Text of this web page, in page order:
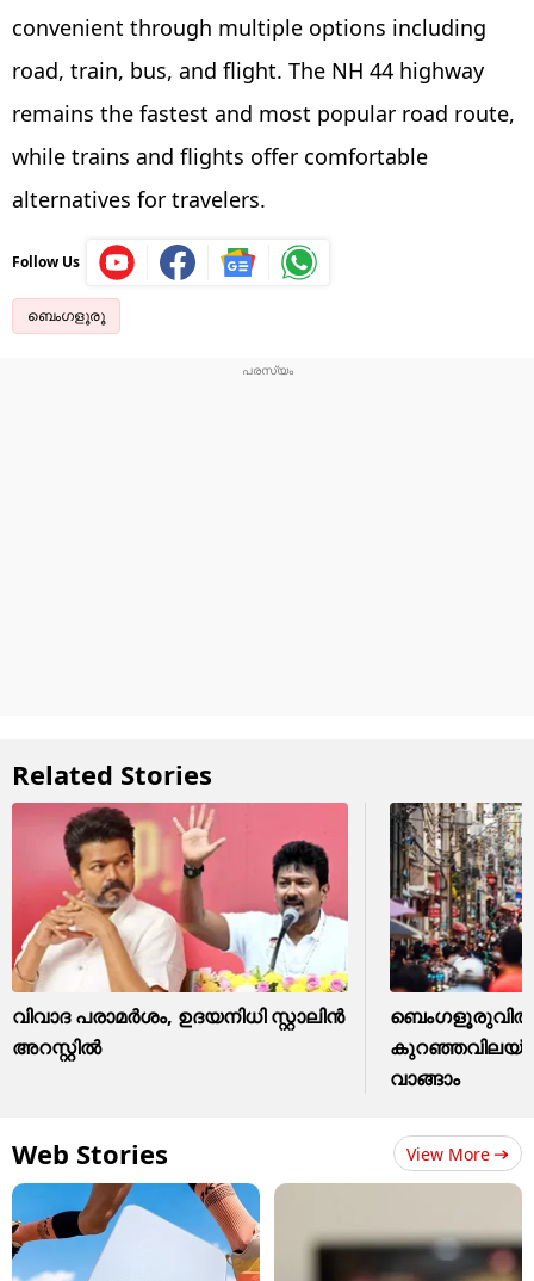
convenient through multiple options including
road, train, bus, and flight. The NH 44 highway
remains the fastest and most popular road route,
while trains and flights offer comfortable
alternatives for travelers.
Follow Us
ബെംഗളൂരൂ
Related Stories
വിവാദ പരാമർശം, ഉദയനിധി സ്റ്റാലിൻ
അറസ്റ്റിൽ
ബെംഗളൂരുവില്‍
വാങ്ങാം
Web Stories View More